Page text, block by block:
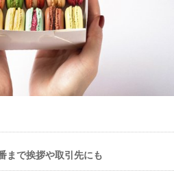
まで挨拶や取引先にも